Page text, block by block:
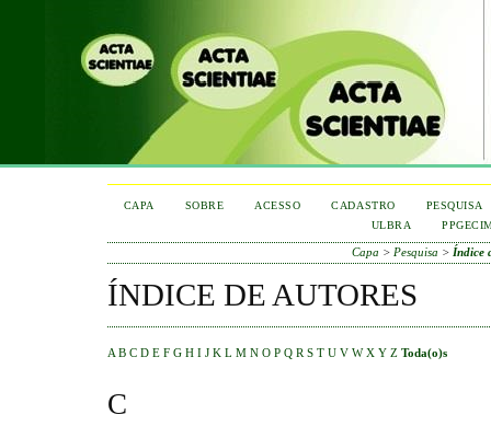
CAPA SOBRE ACESSO CADASTRO
PESQUISA
ULBRA
Capa > Pesquisa > Índice
ÍNDICE DE AUTORES
A B C D E F G H I J K L M N O P Q R S T U V W X Y Z Toda(o)s
C